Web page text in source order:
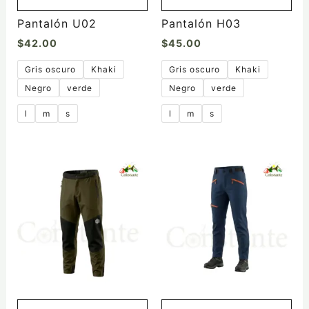
la
de
producto
Pantalón U02
$42.00
Gris oscuro
Khaki
Negro
verde
l m s
la
de
producto
Pantalón H03
$45.00
Gris oscuro
Khaki
Negro
verde
l m s
producto
múltiples
variantes.
opciones
pueden
producto
múltiples
variantes.
opciones
pueden